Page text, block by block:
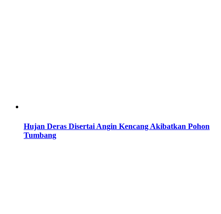
Hujan Deras Disertai Angin Kencang Akibatkan Pohon
Tumbang